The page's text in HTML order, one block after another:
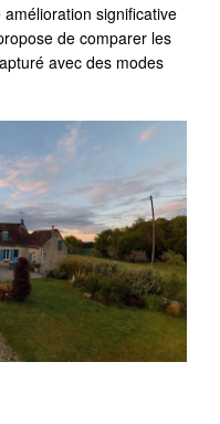
significative
de comparer les
avec des modes